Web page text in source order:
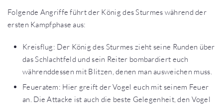
Folgende Angriffe führt der König des Sturmes während der
ersten Kampfphase aus:
Kreisflug: Der König des Sturmes zieht seine Runden über
das Schlachtfeld und sein Reiter bombardiert euch
währenddessen mit Blitzen, denen man ausweichen muss.
Feueratem: Hier greift der Vogel euch mit seinem Feuer
an. Die Attacke ist auch die beste Gelegenheit, den Vogel